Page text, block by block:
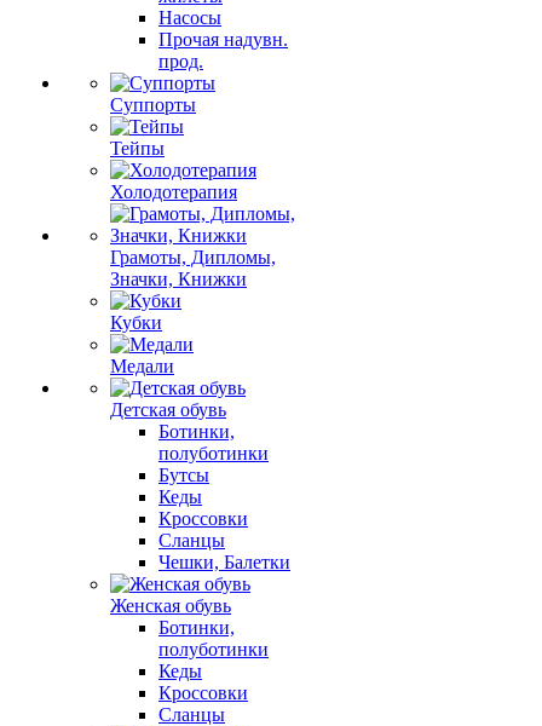
Насосы
Прочая надувн.
прод.
Суппорты
Тейпы
Холодотерапия
Грамоты, Дипломы,
Значки, Книжки
Кубки
Медали
Детская обувь
Ботинки,
полуботинки
Бутсы
Кеды
Кроссовки
Сланцы
Чешки, Балетки
Женская обувь
Ботинки,
полуботинки
Кеды
Кроссовки
Сланцы